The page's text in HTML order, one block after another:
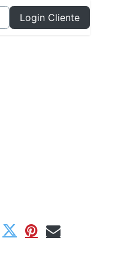
Login Cliente